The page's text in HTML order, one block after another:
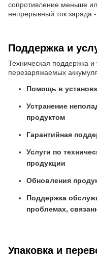
сопротивление меньше
непрерывный ток заряда
Поддержка и
Техническая поддержка и
перезаряжаемых
Помощь в
Устранение
продуктом
Гарантийная
Услуги по
продукции
Обновления
Поддержка
проблемах,
Упаковка и